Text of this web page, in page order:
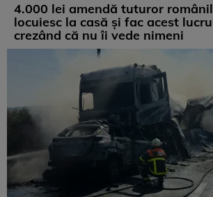
4.000 lei amendă tuturor
locuiesc la casă și fac acest
crezând că nu îi vede nimeni